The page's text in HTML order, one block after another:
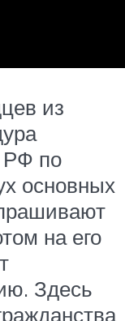
из
РФ по
основных
на его
Здесь